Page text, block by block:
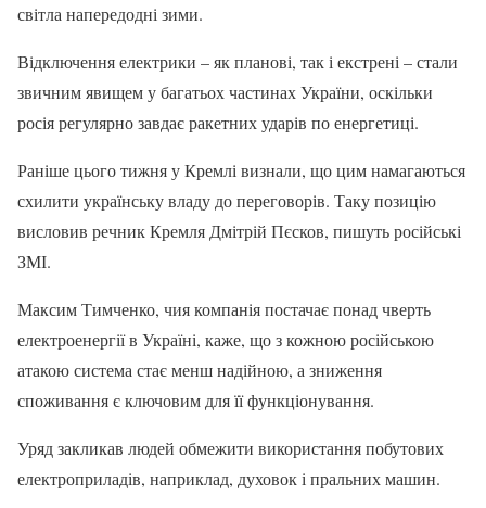
світла напередодні зими.
Відключення електрики – як планові, так і екстрені – стали
звичним явищем у багатьох частинах України, оскільки
росія регулярно завдає ракетних ударів по енергетиці.
Раніше цього тижня у Кремлі визнали, що цим намагаються
схилити українську владу до переговорів. Таку позицію
висловив речник Кремля Дмітрій Пєсков, пишуть російські
ЗМІ.
Максим Тимченко, чия компанія постачає понад чверть
електроенергії в Україні, каже, що з кожною російською
атакою система стає менш надійною, а зниження
споживання є ключовим для її функціонування.
Уряд закликав людей обмежити використання побутових
електроприладів, наприклад, духовок і пральних машин.